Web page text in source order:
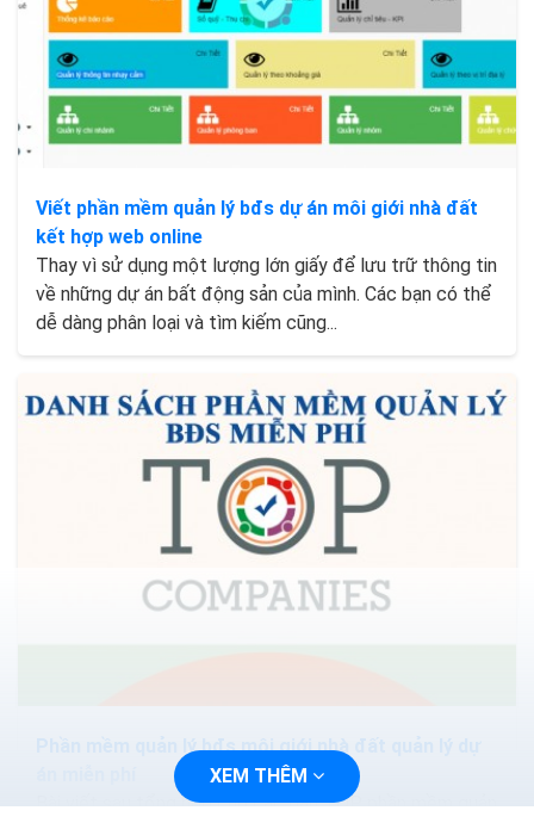
Viết phần mềm quản lý bđs dự án môi giới nhà đất
kết hợp web online
Thay vì sử dụng một lượng lớn giấy để lưu trữ thông tin
về những dự án bất động sản của mình. Các bạn có thể
dễ dàng phân loại và tìm kiếm cũng...
Phần mềm quản lý bđs môi giới nhà đất quản lý dự
Bài viết sau tổng hợp cho các bạn TOP phần mềm quản
XEM THÊM